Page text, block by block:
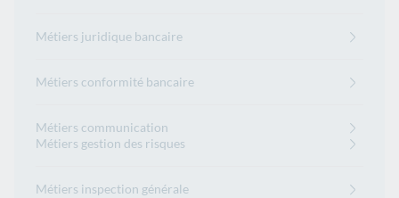
Métiers juridique bancaire
Métiers conformité bancaire
Métiers communication
Métiers gestion des risques
Métiers inspection générale